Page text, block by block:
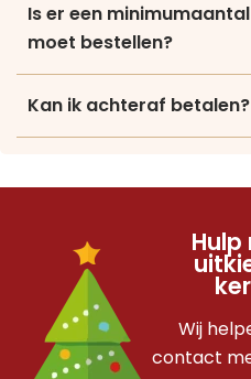
Is er een
moet bestellen?
Kan ik achteraf betalen?
Wij
contact